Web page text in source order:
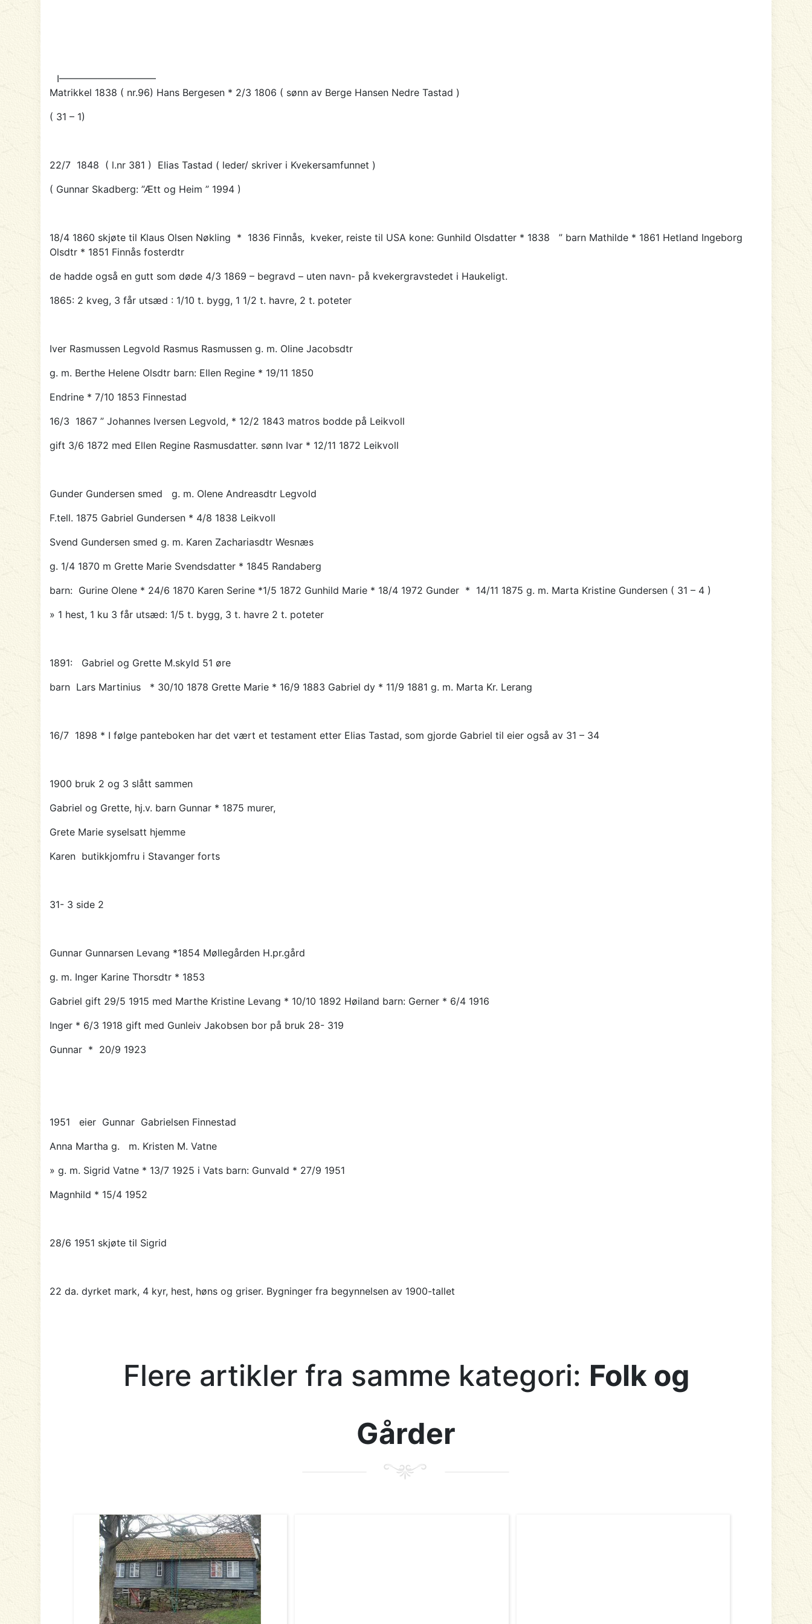
I——————————
Matrikkel 1838 ( nr.96) Hans Bergesen * 2/3 1806 ( sønn av Berge Hansen Nedre Tastad )
( 31 – 1)
22/7 1848 ( l.nr 381 ) Elias Tastad ( leder/ skriver i Kvekersamfunnet )
( Gunnar Skadberg: ”Ætt og Heim ” 1994 )
18/4 1860 skjøte til Klaus Olsen Nøkling * 1836 Finnås, kveker, reiste til USA kone: Gunhild Olsdatter * 1838 ” barn Mathilde * 1861 Hetland Ingeborg
Olsdtr * 1851 Finnås fosterdtr
de hadde også en gutt som døde 4/3 1869 – begravd – uten navn- på kvekergravstedet i Haukeligt.
1865: 2 kveg, 3 får utsæd : 1/10 t. bygg, 1 1/2 t. havre, 2 t. poteter
Iver Rasmussen Legvold Rasmus Rasmussen g. m. Oline Jacobsdtr
g. m. Berthe Helene Olsdtr barn: Ellen Regine * 19/11 1850
Endrine * 7/10 1853 Finnestad
16/3 1867 ”Johannes Iversen Legvold, * 12/2 1843 matros bodde på Leikvoll
gift 3/6 1872 med Ellen Regine Rasmusdatter. sønn Ivar * 12/11 1872 Leikvoll
Gunder Gundersen smed g. m. Olene Andreasdtr Legvold
F.tell. 1875 Gabriel Gundersen * 4/8 1838 Leikvoll
Svend Gundersen smed g. m. Karen Zachariasdtr Wesnæs
g. 1/4 1870 m Grette Marie Svendsdatter * 1845 Randaberg
barn: Gurine Olene * 24/6 1870 Karen Serine *1/5 1872 Gunhild Marie * 18/4 1972 Gunder * 14/11 1875 g. m. Marta Kristine Gundersen ( 31 – 4 )
» 1 hest, 1 ku 3 får utsæd: 1/5 t. bygg, 3 t. havre 2 t. poteter
1891: Gabriel og Grette M.skyld 51 øre
barn Lars Martinius * 30/10 1878 Grette Marie * 16/9 1883 Gabriel dy * 11/9 1881 g. m. Marta Kr. Lerang
16/7 1898 * I følge panteboken har det vært et testament etter Elias Tastad, som gjorde Gabriel til eier også av 31 – 34
1900 bruk 2 og 3 slått sammen
Gabriel og Grette, hj.v. barn Gunnar * 1875 murer,
Grete Marie syselsatt hjemme
Karen butikkjomfru i Stavanger forts
31- 3 side 2
Gunnar Gunnarsen Levang *1854 Møllegården H.pr.gård
g. m. Inger Karine Thorsdtr * 1853
Gabriel gift 29/5 1915 med Marthe Kristine Levang * 10/10 1892 Høiland barn: Gerner * 6/4 1916
Inger * 6/3 1918 gift med Gunleiv Jakobsen bor på bruk 28- 319
Gunnar * 20/9 1923
1951 eier Gunnar Gabrielsen Finnestad
Anna Martha g. m. Kristen M. Vatne
» g. m. Sigrid Vatne * 13/7 1925 i Vats barn: Gunvald * 27/9 1951
Magnhild * 15/4 1952
28/6 1951 skjøte til Sigrid
22 da. dyrket mark, 4 kyr, hest, høns og griser. Bygninger fra begynnelsen av 1900-tallet
Flere artikler fra samme kategori: Folk og
Gårder